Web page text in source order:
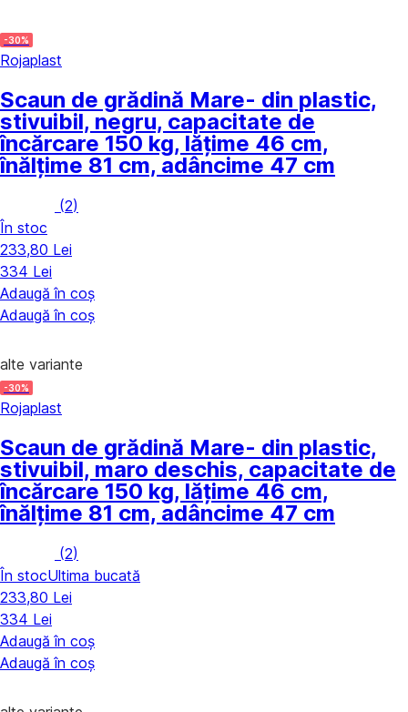
-30%
Rojaplast
Scaun de grădină Mare- din plastic,
stivuibil, negru, capacitate de
încărcare 150 kg, lățime 46 cm,
înălțime 81 cm, adâncime 47 cm
(2)
În stoc
233,80 Lei
334 Lei
Adaugă în coș
Adaugă în coș
alte variante
-30%
Rojaplast
Scaun de grădină Mare- din plastic,
stivuibil, maro deschis, capacitate de
încărcare 150 kg, lățime 46 cm,
înălțime 81 cm, adâncime 47 cm
(2)
În stocUltima bucată
233,80 Lei
334 Lei
Adaugă în coș
Adaugă în coș